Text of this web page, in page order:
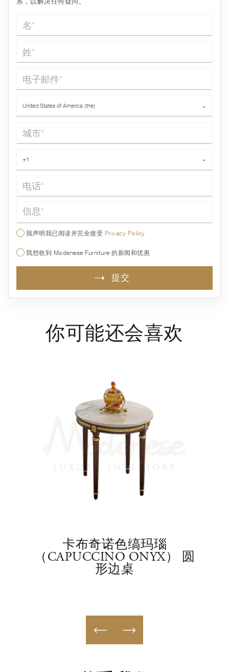
名*
姓*
电子邮件*
United States of America (the) ⌄
城市*
+1 ⌄
信息*
我声明我已阅读并完全接受 Privacy Policy
我想收到 Modenese Furniture 的新闻和优惠
提交
你可能还会喜欢
卡布奇诺色缟玛瑙
（CAPUCCINO ONYX） 圆
形边桌